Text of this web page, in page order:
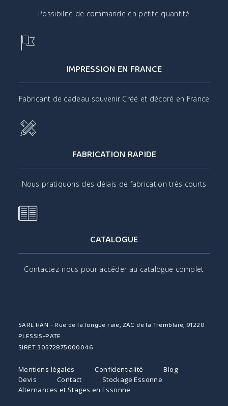
Possibilité de commande en petite quantité
IMPRESSION EN FRANCE
Fabricant de cadeau souvenir Créé et décoré en France
FABRICATION RAPIDE
Nous pratiquons des délais de fabrication très courts
CATALOGUE
Contactez-nous pour accéder au catalogue complet
SARL HAN - Rue de la longue raie, ZAC de la Tremblaie, 91220
PLESSIS-PATE
SIRET 30572875000046
Mentions légales Confidentialité
Blog
Devis
Contact
Stockage Essonne
Alternances et Stages en Essonne